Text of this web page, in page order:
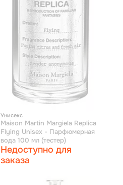
Унисекс
Maison Martin Margiela Replica
Flying Unisex - Парфюмерная
вода 100 мл (тестер)
Недоступно для
заказа